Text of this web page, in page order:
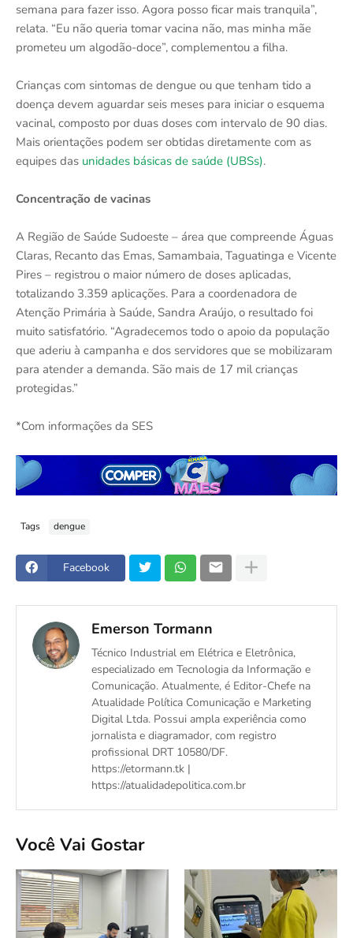
semana para fazer isso. Agora posso ficar mais tranquila”,
relata. “Eu não queria tomar vacina não, mas minha mãe
prometeu um algodão-doce”, complementou a filha.
Crianças com sintomas de dengue ou que tenham tido a
doença devem aguardar seis meses para iniciar o esquema
vacinal, composto por duas doses com intervalo de 90 dias.
Mais orientações podem ser obtidas diretamente com as
equipes das unidades básicas de saúde (UBSs).
Concentração de vacinas
A Região de Saúde Sudoeste – área que compreende Águas
Claras, Recanto das Emas, Samambaia, Taguatinga e Vicente
Pires – registrou o maior número de doses aplicadas,
totalizando 3.359 aplicações. Para a coordenadora de
Atenção Primária à Saúde, Sandra Araújo, o resultado foi
muito satisfatório. “Agradecemos todo o apoio da população
que aderiu à campanha e dos servidores que se mobilizaram
para atender a demanda. São mais de 17 mil crianças
protegidas.”
*Com informações da SES
Tags dengue
Facebook
Emerson Tormann
Técnico Industrial em Elétrica e Eletrônica,
especializado em Tecnologia da Informação e
Comunicação. Atualmente, é Editor-Chefe na
Atualidade Política Comunicação e Marketing
Digital Ltda. Possui ampla experiência como
jornalista e diagramador, com registro
profissional DRT 10580/DF.
https://etormann.tk |
https://atualidadepolitica.com.br
Você Vai Gostar